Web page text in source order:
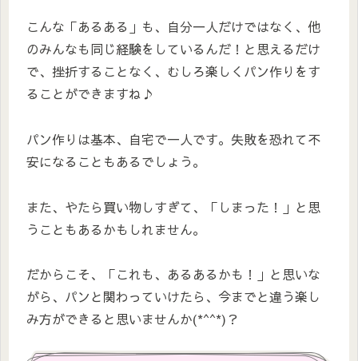
こんな「あるある」も、自分一人だけではなく、他
のみんなも同じ経験をしているんだ！と思えるだけ
で、挫折することなく、むしろ楽しくパン作りをす
ることができますね♪
パン作りは基本、自宅で一人です。失敗を恐れて不
安になることもあるでしょう。
また、やたら買い物しすぎて、「しまった！」と思
うこともあるかもしれません。
だからこそ、「これも、あるあるかも！」と思いな
がら、パンと関わっていけたら、今までと違う楽し
み方ができると思いませんか(*^^*)？